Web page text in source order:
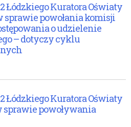
Łódzkiego Kuratora Oświaty
sprawie powołania komisji
o udzielenie
– dotyczy cyklu
Łódzkiego Kuratora Oświaty
sprawie powoływania